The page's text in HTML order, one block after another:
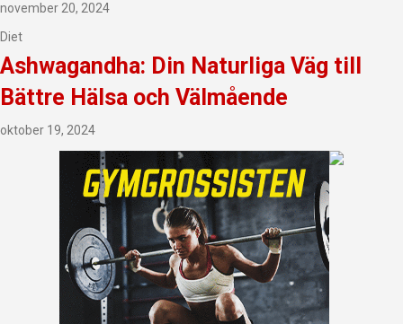
november 20, 2024
Diet
Ashwagandha: Din Naturliga Väg till
Bättre Hälsa och Välmående
oktober 19, 2024